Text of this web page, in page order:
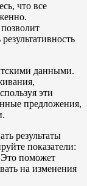
что все
данными.
эти
предложения,
результаты
показатели:
поможет
на изменения